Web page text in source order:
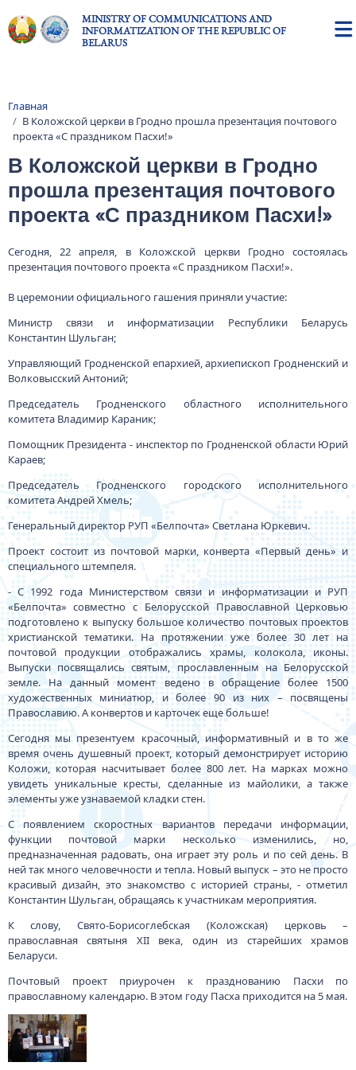
MINISTRY OF COMMUNICATIONS AND
INFORMATIZATION OF THE REPUBLIC OF
BELARUS
Breadcrumb
Главная
В Коложской церкви в Гродно прошла презентация почтового
проекта «С праздником Пасхи!»
В Коложской церкви в Гродно
прошла презентация почтового
проекта «С праздником Пасхи!»
Сегодня, 22 апреля, в Коложской церкви Гродно состоялась
презентация почтового проекта «С праздником Пасхи!».
В церемонии официального гашения приняли участие:
Министр связи и информатизации Республики Беларусь
Константин Шульган;
Управляющий Гродненской епархией, архиепископ Гродненский и
Волковысский Антоний;
Председатель Гродненского областного исполнительного
комитета Владимир Караник;
Помощник Президента - инспектор по Гродненской области Юрий
Караев;
Председатель Гродненского городского исполнительного
комитета Андрей Хмель;
Генеральный директор РУП «Белпочта» Светлана Юркевич.
Проект состоит из почтовой марки, конверта «Первый день» и
специального штемпеля.
- С 1992 года Министерством связи и информатизации и РУП
«Белпочта» совместно с Белорусской Православной Церковью
подготовлено к выпуску большое количество почтовых проектов
христианской тематики. На протяжении уже более 30 лет на
почтовой продукции отображались храмы, колокола, иконы.
Выпуски посвящались святым, прославленным на Белорусской
земле. На данный момент ведено в обращение более 1500
художественных миниатюр, и более 90 из них – посвящены
Православию. А конвертов и карточек еще больше!
Сегодня мы презентуем красочный, информативный и в то же
время очень душевный проект, который демонстрирует историю
Коложи, которая насчитывает более 800 лет. На марках можно
увидеть уникальные кресты, сделанные из майолики, а также
элементы уже узнаваемой кладки стен.
С появлением скоростных вариантов передачи информации,
функции почтовой марки несколько изменились, но,
предназначенная радовать, она играет эту роль и по сей день. В
ней так много человечности и тепла. Новый выпуск – это не просто
красивый дизайн, это знакомство с историей страны, - отметил
Константин Шульган, обращаясь к участникам мероприятия.
К слову, Свято-Борисоглебская (Коложская) церковь –
православная святыня XII века, один из старейших храмов
Беларуси.
Почтовый проект приурочен к празднованию Пасхи по
православному календарю. В этом году Пасха приходится на 5 мая.
Изображение